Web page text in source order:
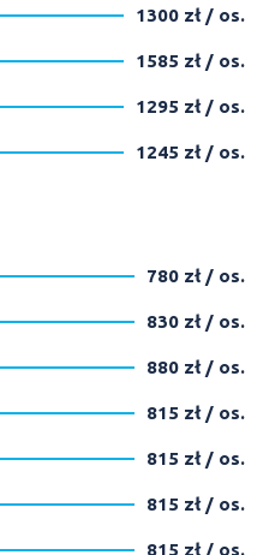
780 zł / os.
830 zł / os.
880 zł / os.
815 zł / os.
815 zł / os.
815 zł / os.
815 zł / os.
1300 zł / os.
1585 zł / os.
1295 zł / os.
1245 zł / os.